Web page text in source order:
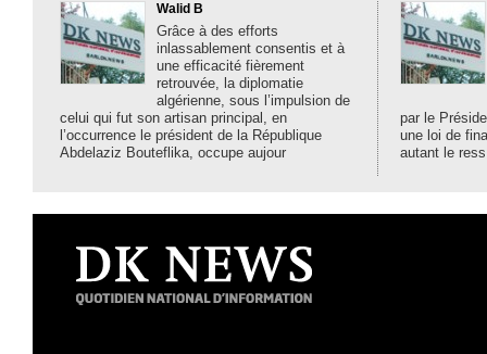
Walid B
Grâce à des efforts
inlassablement consentis et à
une efficacité fièrement
retrouvée, la diplomatie
algérienne, sous l’impulsion de
celui qui fut son artisan principal, en
l’occurrence le président de la République
Abdelaziz Bouteflika, occupe aujour
par le
une loi de
autant le ress